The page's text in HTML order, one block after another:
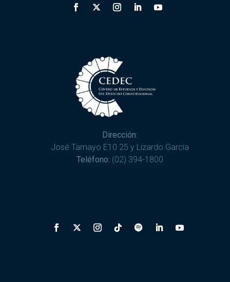
Dirección:
José Tamayo E10 25 y Lizardo García
Teléfono: (02) 394-1800